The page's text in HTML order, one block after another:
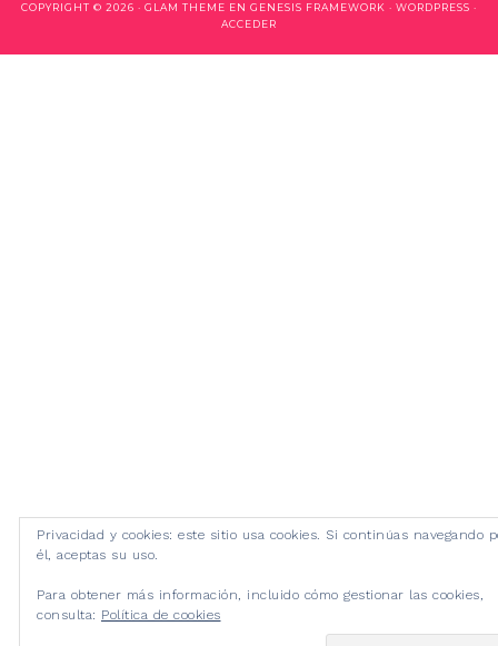
COPYRIGHT © 2026 · GLAM THEME EN GENESIS FRAMEWORK · WORDPRESS ·
ACCEDER
Privacidad y cookies: este sitio usa cookies. Si continúas navegando
él, aceptas su uso.
Para obtener más información, incluido cómo gestionar las cookies,
consulta: Política de cookies